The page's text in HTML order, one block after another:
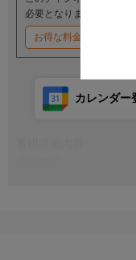
必要となります。
お得な料金割引キャン
カレンダー